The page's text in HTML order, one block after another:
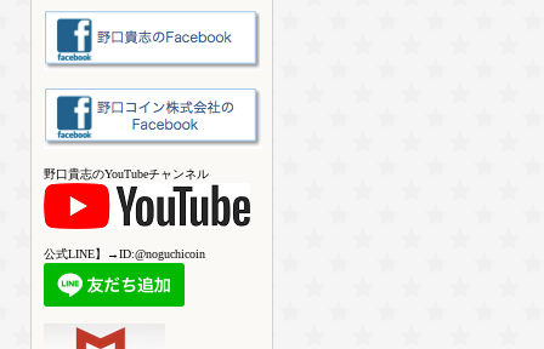
野口貴志のYouTubeチャンネル
公式LINE】→ID:@noguchicoin